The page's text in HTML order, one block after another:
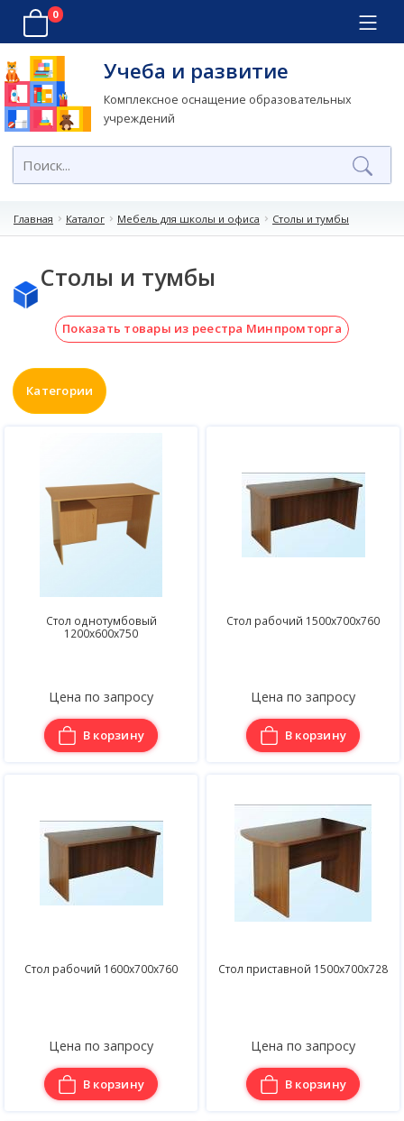
0
Учеба и развитие
Комплексное оснащение образовательных
учреждений
Главная Каталог Мебель для школы и офиса Столы и тумбы
Столы и тумбы
Показать товары из реестра Минпромторга
Категории
Стол однотумбовый
1200х600х750
Цена по запросу
В корзину
Стол рабочий 1500х700х760
Цена по запросу
В корзину
Стол рабочий 1600х700х760
Цена по запросу
В корзину
Стол приставной 1500х700х728
Цена по запросу
В корзину